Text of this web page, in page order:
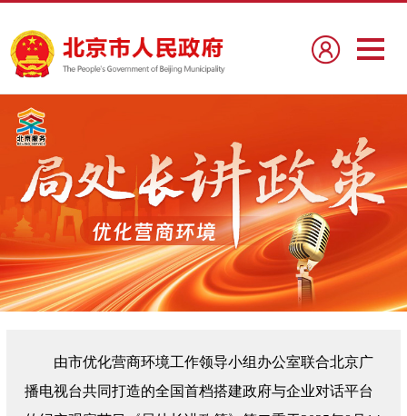
由市优化营商环境工作领导小组办公室联合北京广
播电视台共同打造的全国首档搭建政府与企业对话平台